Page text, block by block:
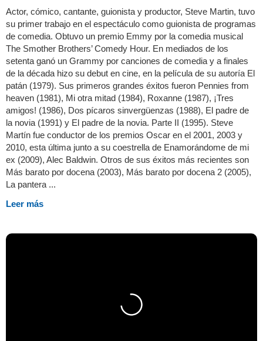
Actor, cómico, cantante, guionista y productor, Steve Martin, tuvo
su primer trabajo en el espectáculo como guionista de programas
de comedia. Obtuvo un premio Emmy por la comedia musical
The Smother Brothers’ Comedy Hour. En mediados de los
setenta ganó un Grammy por canciones de comedia y a finales
de la década hizo su debut en cine, en la película de su autoría El
patán (1979). Sus primeros grandes éxitos fueron Pennies from
heaven (1981), Mi otra mitad (1984), Roxanne (1987), ¡Tres
amigos! (1986), Dos pícaros sinvergüenzas (1988), El padre de
la novia (1991) y El padre de la novia. Parte II (1995). Steve
Martín fue conductor de los premios Oscar en el 2001, 2003 y
2010, esta última junto a su coestrella de Enamorándome de mi
ex (2009), Alec Baldwin. Otros de sus éxitos más recientes son
Más barato por docena (2003), Más barato por docena 2 (2005),
La pantera ...
Leer más